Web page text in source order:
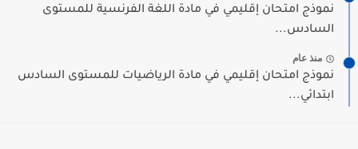
نموذج امتحان إقليمي في مادة اللغة الفرنسية للمستوى
السادس...
منذ عام
نموذج امتحان إقليمي في مادة الرياضيات للمستوى السادس
ابتدائي...